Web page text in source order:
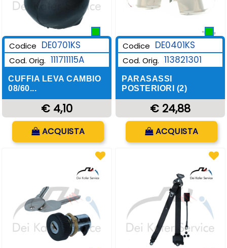
Codice DE0701KS
Cod. Orig. 111711115A
CUFFIA LEVA CAMBIO
08/60...
€ 4,10
Quantità
ACQUISTA
Codice DE0401KS
Cod. Orig. 113821301
PARASASSI
POSTERIORI (2)
€ 24,88
Quantità
ACQUISTA